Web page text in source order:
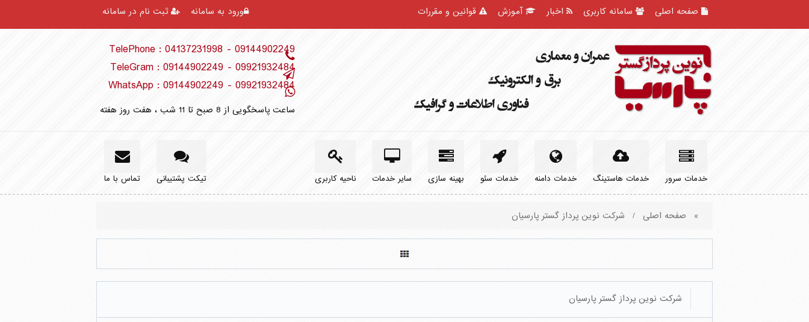
صفحه اصلی سامانه کاربری اخبار آموزش قوانین و مقررات ورود به سامانه ثبت نام در سامانه
TelePhone : 04137231998 - 09144902249
TeleGram : 09144902249 - 09921932484
WhatsApp : 09144902249 - 09921932484
ساعت پاسخگویی از 8 صبح تا 11 شب ، هفت روز هفته
خدمات سرور خدمات هاستینگ خدمات دامنه خدمات سئو بهینه سازی سایر خدمات ناحیه کاربری تیکت پشتیبانی تماس با ما
» صفحه اصلی / شرکت نوین پرداز گستر پارسیان
شرکت نوین پرداز گستر پارسیان